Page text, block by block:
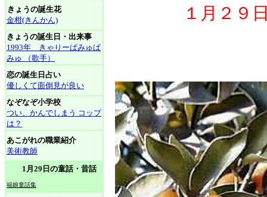
きょうの誕生花
金柑(きんかん)
きょうの誕生日・出来事
1993年 きゃりーぱみゅぱ
みゅ （歌手）
恋の誕生日占い
優しくて面倒見が良い
なぞなぞ小学校
つい、かんでしまう コップ
は？
あこがれの職業紹介
美術教師
1月29日の童話・昔話
福娘童話集
１月２９